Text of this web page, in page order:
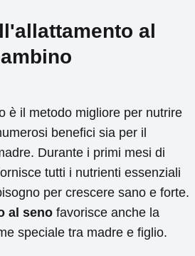
al
è il metodo migliore per nutrire
benefici sia per il
Durante i primi mesi di
tutti i nutrienti essenziali
per crescere sano e forte.
al seno favorisce anche la
speciale tra madre e figlio.